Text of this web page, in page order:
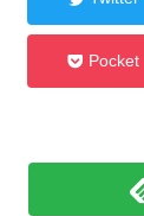
Pocket